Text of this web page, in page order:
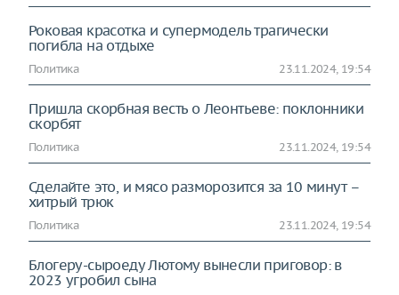
Роковая красотка и супермодель трагически
погибла на отдыхе
Политика 23.11.2024, 19:54
Пришла скорбная весть о Леонтьеве: поклонники
скорбят
Политика 23.11.2024, 19:54
Сделайте это, и мясо разморозится за 10 минут –
хитрый трюк
Политика 23.11.2024, 19:54
Блогеру-сыроеду Лютому вынесли приговор: в
2023 угробил сына